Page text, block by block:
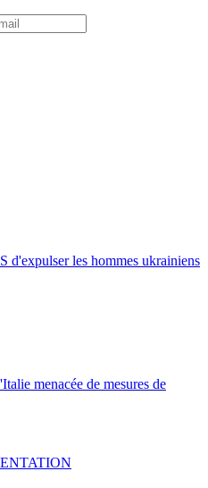
d'expulser les hommes ukrainiens
menacée de mesures de